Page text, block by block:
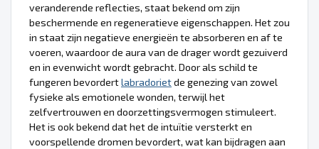
veranderende reflecties, staat bekend om zijn
beschermende en regeneratieve eigenschappen. Het zou
in staat zijn negatieve energieën te absorberen en af te
voeren, waardoor de aura van de drager wordt gezuiverd
en in evenwicht wordt gebracht. Door als schild te
fungeren bevordertlabradorietde genezing van zowel
fysieke als emotionele wonden, terwijl het
zelfvertrouwen en doorzettingsvermogen stimuleert.
Het is ook bekend dat het de intuïtie versterkt en
voorspellende dromen bevordert, wat kan bijdragen aan